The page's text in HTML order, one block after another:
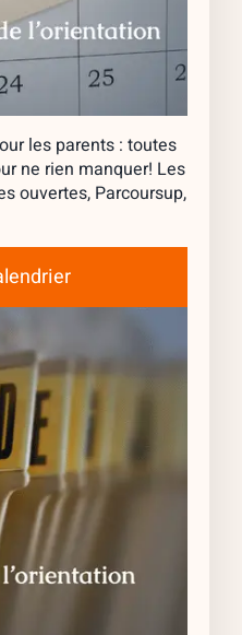
les parents : toutes
ne rien manquer! Les
ouvertes, Parcoursup,